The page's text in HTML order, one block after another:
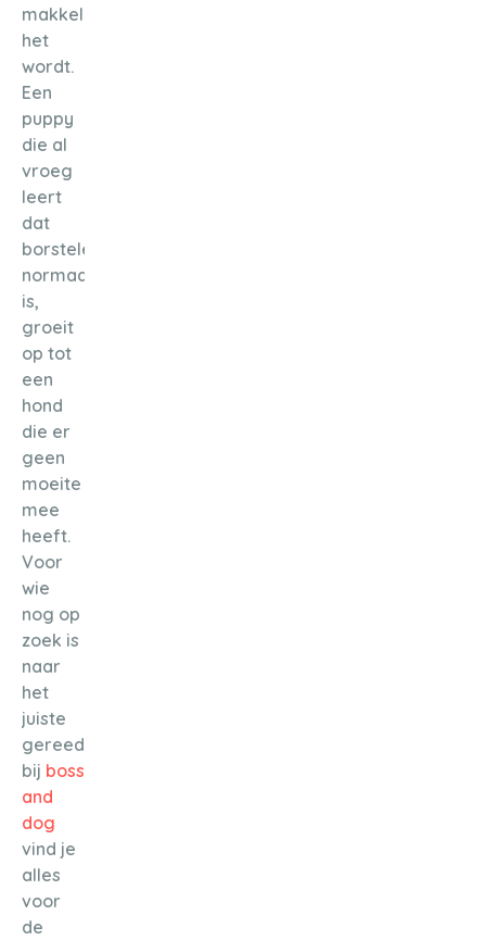
makkelijker
het
wordt.
Een
puppy
die al
vroeg
leert
dat
borstelen
normaal
is,
groeit
op tot
een
hond
die er
geen
moeite
mee
heeft.
Voor
wie
nog op
zoek is
naar
het
juiste
gereedschap:
bij boss
and
dog
vind je
alles
voor
de